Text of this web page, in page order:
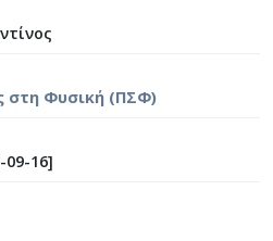
στη Φυσική (ΠΣΦ)
09-16]